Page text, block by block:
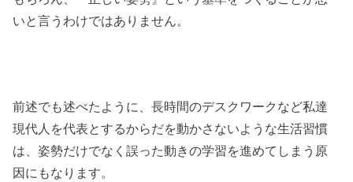
いと言うわけではありません。
前述でも述べたように、長時間のデスクワークなど私達
現代人を代表とするからだを動かさないような生活習慣
は、姿勢だけでなく誤った動きの学習を進めてしまう原
因にもなります。